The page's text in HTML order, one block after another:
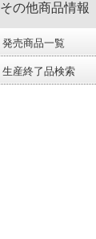
その他商品情報
発売商品一覧
生産終了品検索